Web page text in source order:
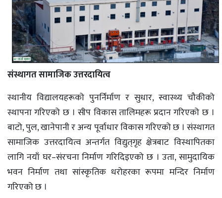
संस्थागत सामाजिक उत्तरदायित्व
स्थानीय विद्यालयहरूको पुनर्निर्माण र सुधार, स्वास्थ्य चौकीको
स्थापना गरिएको छ । सीप विकास तालिमहरू प्रदान गरिएको छ ।
बाटो, पुल, खानेपानी र अन्य पूर्वाधार विकास गरिएको छ । संस्थागत
सामाजिक उत्तरदायित्व अन्तर्गत विद्युत्‌गृह क्षेत्रबाट विस्थापितका
लागि नयाँ घर–संरचना निर्माण गरिदिइएको छ । उता, सामुदायिक
भवन निर्माण तथा सांस्कृतिक धरोहरका रूपमा मन्दिर निर्माण
गरिएको छ ।